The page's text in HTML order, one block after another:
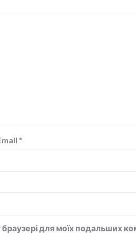
*
для моїх подальших